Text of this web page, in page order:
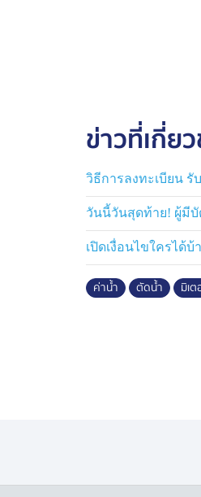
พร้อมย้ำว่า หา
ปัญญาจ่าย “ถ้า
ก็ตัดน้ำผมไปเ
ล่าสุดช่วงเย็น
สาขาอุดรธานี
เบื้องต้นพบจุด
กปภ. เตรียมส่ง
ข่าวที่เกี่ย
วิธีการลงทะเบียน
วันนี้วันสุดท้าย! ผู้มีบั
เปิดเงื่อนไขใครได้
ค่าน้ำ ตัดน้ำ มิเ